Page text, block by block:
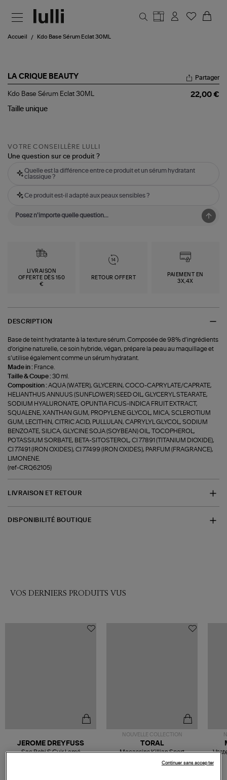
Accueil Kdo Base Sérum Eclat 30ML
LA CRIQUE BEAUTY
Kdo
Sérum
Partager
Kdo Base Sérum Eclat 30ML
22,00 €
Taille unique
VOTRE CONSEILLÈRE LULLI
Une question sur ce produit ?
Quelle est la différence entre ce produit et un sérum hydratant
classique ?
Ce produit est-il adapté aux peaux sensibles ?
LIVRAISON
OFFERTE DÈS 150
€
RETOUR OFFERT
PAIEMENT EN
3X,4X
DESCRIPTION
Base de teint hydratante à la texture sérum. Composée de 98% d’ingrédients
d’origine naturelle, ce soin hybride, végan, prépare la peau au maquillage et
s’utilise également comme un sérum hydratant.
Made in : France.
Taille & Coupe :30 ml.
Composition :AQUA (WATER), GLYCERIN, COCO-CAPRYLATE/CAPRATE,
HELIANTHUS ANNUUS (SUNFLOWER) SEED OIL, GLYCERYL STEARATE,
SODIUM HYALURONATE, OPUNTIA FICUS-INDICA FRUIT EXTRACT,
SQUALENE, XANTHAN GUM, PROPYLENE GLYCOL, MICA, SCLEROTIUM
GUM, LECITHIN, CITRIC ACID, PULLULAN, CAPRYLYL GLYCOL, SODIUM
BENZOATE, SILICA, GLYCINE SOJA (SOYBEAN) OIL, TOCOPHEROL,
POTASSIUM SORBATE, BETA-SITOSTEROL, CI 77891 (TITANIUM DIOXIDE),
CI 77491 (IRON OXIDES), CI 77499 (IRON OXIDES), PARFUM (FRAGRANCE),
LIMONENE.
(ref-CRQ62105)
LIVRAISON ET RETOUR
DISPONIBILITÉ BOUTIQUE
VOS DERNIERS PRODUITS VUS
JEROME DREYFUSS
Sac Bobi S Cuir Lamé
NOUVELLE COLLECTION
189,00 €
TORAL
Mocassins Killian Sport
Continuer sans accepter